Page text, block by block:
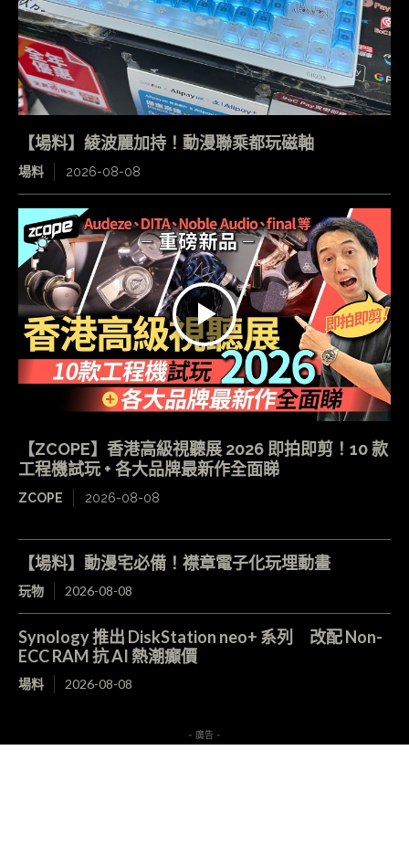
【場料】綾波麗加持！動漫聯乘都玩磁軸
場料 2026-08-08
【ZCOPE】香港高級視聽展 2026 即拍即剪！10 款
工程機試玩 + 各大品牌最新作全面睇
ZCOPE 2026-08-08
【場料】動漫宅必備！襟章電子化玩埋動畫
玩物 2026-08-08
Synology 推出 DiskStation neo+ 系列 改配 Non-
ECC RAM 抗 AI 熱潮癲價
場料 2026-08-08
- 廣告 -